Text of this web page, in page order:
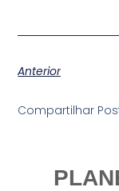
Anterior
Compartilhar